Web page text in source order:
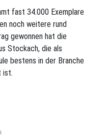
fast 34.000 Exemplare
noch weitere rund
gewonnen hat die
Stockach, die als
bestens in der Branche
ist.